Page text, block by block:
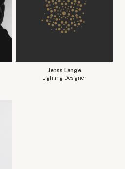
Jenss Lange
Lighting Designer